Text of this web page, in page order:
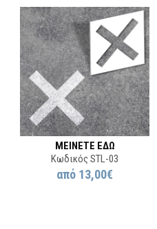
ΜΕΙΝΕΤΕ ΕΔΩ
Κωδικός STL-03
από 13,00€